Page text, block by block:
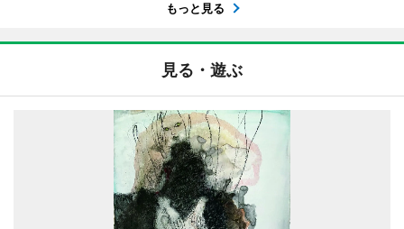
もっと見る
見る・遊ぶ